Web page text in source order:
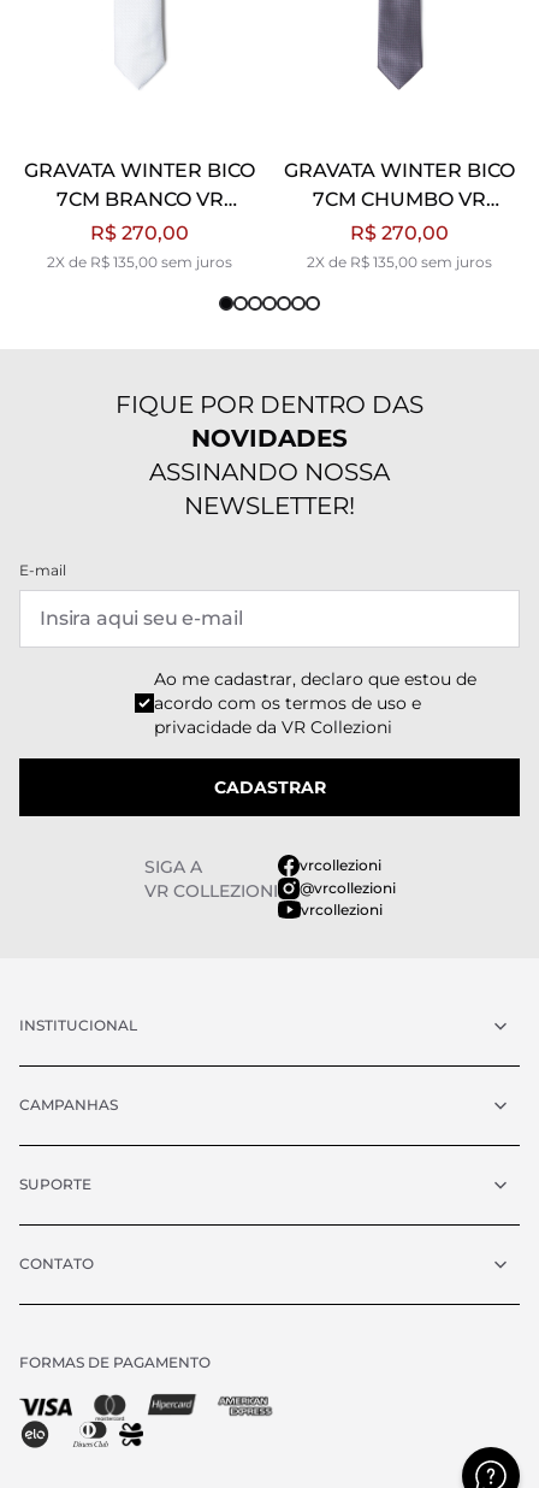
GRAVATA WINTER BICO
7CM BRANCO VR
BRANCO
R$ 270,00
2X de R$ 135,00 sem juros
GRAVATA WINTER BICO
7CM CHUMBO VR
CHUMBO
R$ 270,00
2X de R$ 135,00 sem juros
FIQUE POR DENTRO DAS
NOVIDADES
ASSINANDO NOSSA
NEWSLETTER!
E-mail
Ao me cadastrar, declaro que estou de
acordo com os termos de uso e
privacidade da VR Collezioni
CADASTRAR
SIGA A
VR COLLEZIONI
vrcollezioni
@vrcollezioni
vrcollezioni
INSTITUCIONAL
CAMPANHAS
SUPORTE
CONTATO
Chat
atendimento@vrcollezioni.com.br
Segunda - Quinta:
FORMAS DE PAGAMENTO